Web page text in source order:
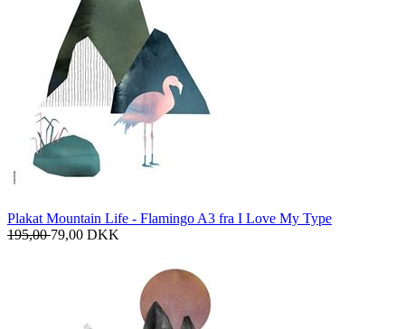
Plakat Mountain Life - Flamingo A3 fra I Love My Type
195,0079,00 DKK